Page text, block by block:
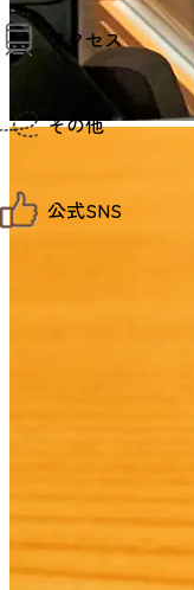
観光案内
お役立ち情報
観光アプリ
仙台観光マップ
アクセス
仙台までの経
市内の交通情報
その他
お問い合わせ
公式SNS